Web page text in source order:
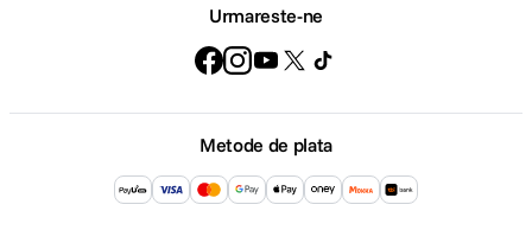
Urmareste-ne
Metode de plata